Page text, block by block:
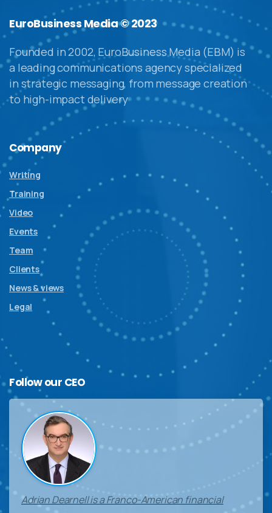
EuroBusiness Media © 2023
Founded in 2002, EuroBusiness Media (EBM) is
a leading communications agency specialized
in strategic messaging, from message creation
to high-impact delivery
Company
Writing
Training
Video
Events
Team
Clients
News & views
Legal
Follow our CEO
Adrian Dearnell is a Franco-American financial